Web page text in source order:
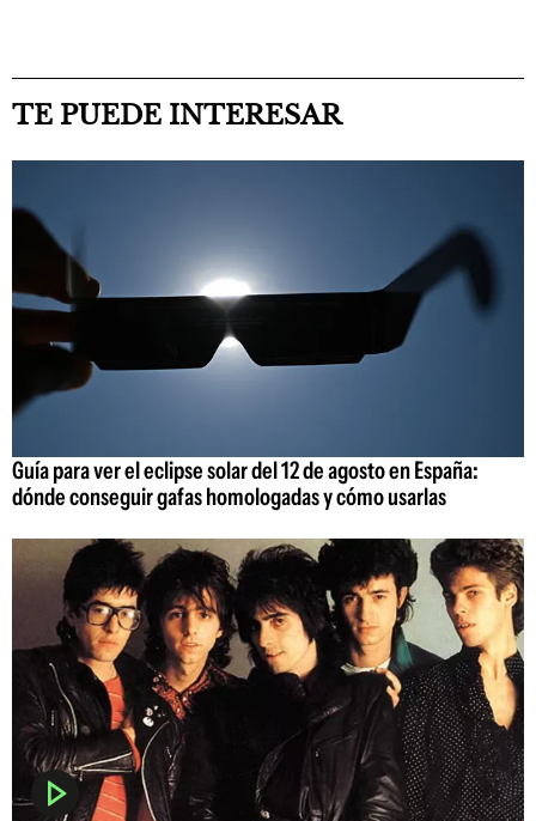
TE PUEDE INTERESAR
Guía para ver el eclipse solar del 12 de agosto en España:
dónde conseguir gafas homologadas y cómo usarlas